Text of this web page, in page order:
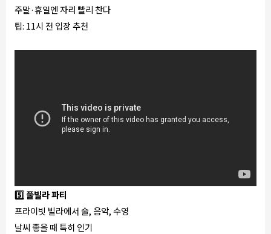
주말·휴일엔 자리 빨리 찬다
팁: 11시 전 입장 추천
5️⃣ 풀빌라 파티
프라이빗 빌라에서 술, 음악, 수영
날씨 좋을 때 특히 인기